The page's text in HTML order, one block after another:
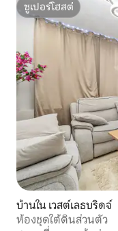
ซูเปอร์โฮสต์
ซูเปอร์โฮสต์
บ้านใน เวสต์เลธบริดจ์
ห้องชุดใต้ดินส่วนตัว